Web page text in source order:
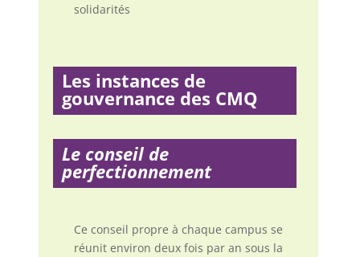
solidarités
Les instances de
gouvernance des CMQ
Le conseil de
perfectionnement
Ce conseil propre à chaque campus se
réunit environ deux fois par an sous la